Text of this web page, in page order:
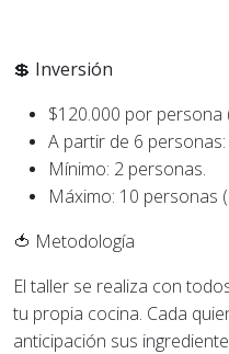
💲 Inversión
$120.000 por persona
A partir de 6
Mínimo: 2 personas.
Máximo: 10 personas
🍅 Metodología
El taller se realiza con
tu propia cocina. Cada
anticipación sus